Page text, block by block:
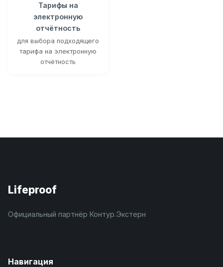
Тарифы на
электронную
отчётность
для выбора подходящего
тарифа на электронную
отчётность
Lifeproof
Официальный партнёр Контур.Экстерн
Навигация